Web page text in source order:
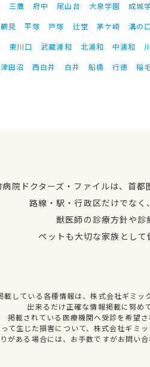
三鷹 府中 尾山台 大泉学園 成城
鶴見 平塚 戸塚 辻堂 茅ケ崎
溝の口
東川口 武蔵浦和 北浦和 中浦和
田沼 西白井 白井 船橋 行徳 稲
病院ドクターズ・ファイルは、首
路線・駅・行政区だけでな
獣医師の診療方針や
ペットも大切な家族とし
載している各種情報は、株式会社ギミ
出来るだけ正確な情報掲載に努め
掲載されている医療機関へ受診を希望
て生じた損害について、株式会社ギミ
がある場合には、お手数ですがお問い